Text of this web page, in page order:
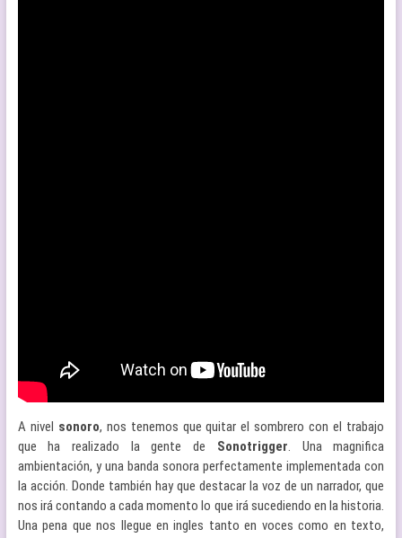
A nivel sonoro, nos tenemos que quitar el sombrero con el trabajo
que ha realizado la gente de Sonotrigger. Una magnifica
ambientación, y una banda sonora perfectamente implementada con
la acción. Donde también hay que destacar la voz de un narrador, que
nos irá contando a cada momento lo que irá sucediendo en la historia.
Una pena que nos llegue en ingles tanto en voces como en texto,